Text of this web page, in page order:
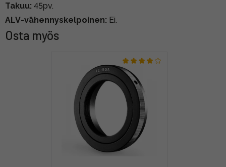
Takuu: 45pv.
ALV-vähennyskelpoinen: Ei.
Osta myös